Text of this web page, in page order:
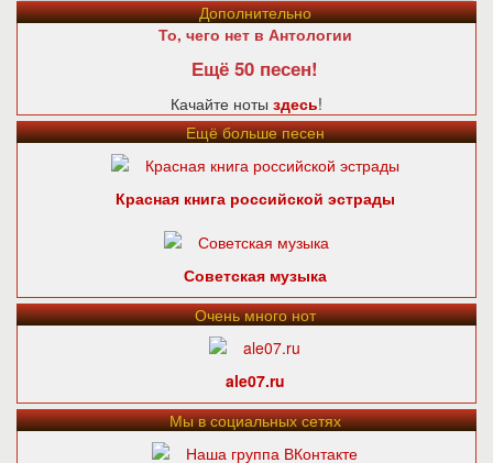
Дополнительно
То, чего нет в Антологии
Ещё 50 песен!
Качайте ноты здесь!
Ещё больше песен
Красная книга российской эстрады
Советская музыка
Очень много нот
ale07.ru
Мы в социальных сетях